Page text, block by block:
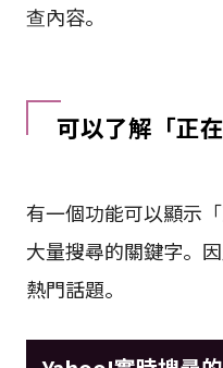
查內容。
可以了解「正
有一個功能可以顯示
大量搜尋的關鍵字。
熱門話題。